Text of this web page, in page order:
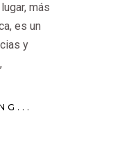
más
es un
y